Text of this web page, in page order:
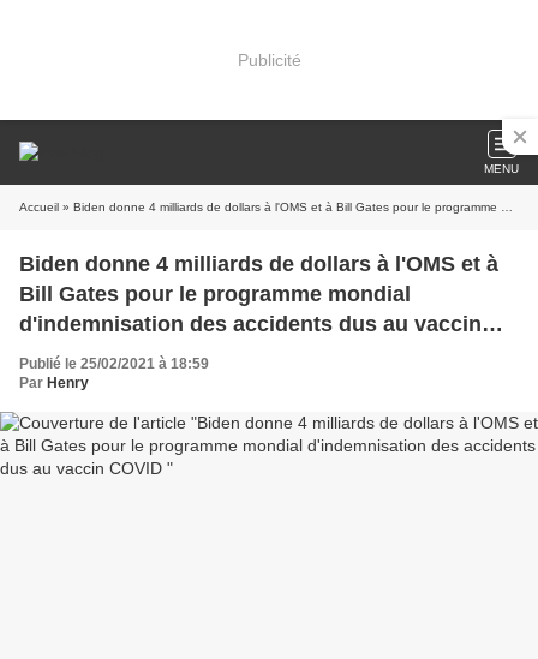
Publicité
MENU
Accueil » Biden donne 4 milliards de dollars à l'OMS et à Bill Gates pour le programme mondial d'indemnisation des accidents dus au vaccin COVID
Biden donne 4 milliards de dollars à l'OMS et à
Bill Gates pour le programme mondial
d'indemnisation des accidents dus au vaccin
COVID
Publié le 25/02/2021 à 18:59
Par Henry